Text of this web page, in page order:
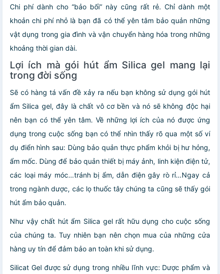
Chi phí dành cho “bảo bối” này cũng rất rẻ. Chỉ dành một
khoản chi phí nhỏ là bạn đã có thể yên tâm bảo quản những
vật dụng trong gia đình và vận chuyển hàng hóa trong những
khoảng thời gian dài.
Lợi ích mà gói hút ẩm Silica gel mang lại
trong đời sống
Sẽ có hàng tá vấn đề xảy ra nếu bạn không sử dụng gói hút
ẩm Silica gel, đây là chất vô cơ bền và nó sẽ không độc hại
nên bạn có thể yên tâm. Về những lợi ích của nó được ứng
dụng trong cuộc sống bạn có thể nhìn thấy rõ qua một số ví
dụ điển hình sau: Dùng bảo quản thực phẩm khỏi bị hư hỏng,
ẩm mốc. Dùng để bảo quản thiết bị máy ảnh, linh kiện điện tử,
các loại máy móc…tránh bị ẩm, dẫn điện gây rò rỉ…Ngay cả
trong ngành dược, các lọ thuốc tây chúng ta cũng sẽ thấy gói
hút ẩm bảo quản.
Như vậychất hút ẩm Silica gelrất hữu dụng cho cuộc sống
của chúng ta. Tuy nhiên bạn nên chọn mua của những cửa
hàng uy tín để đảm bảo an toàn khi sử dụng.
Silicat Gel được sử dụng trong nhiều lĩnh vực: Dược phẩm và